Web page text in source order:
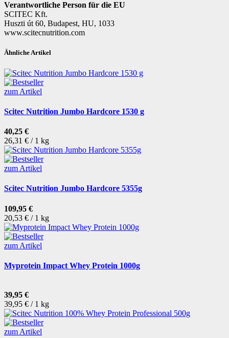
Verantwortliche Person für die EU
SCITEC Kft.
Huszti út 60, Budapest, HU, 1033
www.scitecnutrition.com
Ähnliche Artikel
zum Artikel
Scitec Nutrition Jumbo Hardcore 1530 g
40,25 €
26,31 € / 1 kg
zum Artikel
Scitec Nutrition Jumbo Hardcore 5355g
109,95 €
20,53 € / 1 kg
zum Artikel
Myprotein Impact Whey Protein 1000g
39,95 €
39,95 € / 1 kg
zum Artikel